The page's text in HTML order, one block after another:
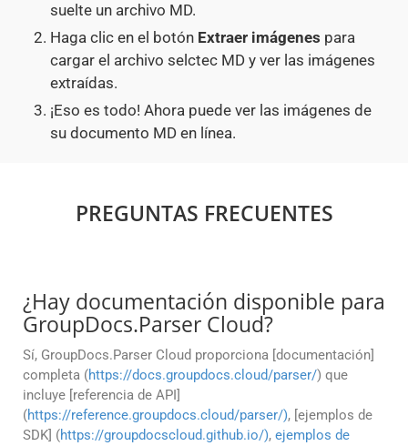
suelte un archivo MD.
Haga clic en el botón Extraer imágenes para
cargar el archivo selctec MD y ver las imágenes
extraídas.
¡Eso es todo! Ahora puede ver las imágenes de
su documento MD en línea.
PREGUNTAS FRECUENTES
¿Hay documentación disponible para
GroupDocs.Parser Cloud?
Sí, GroupDocs.Parser Cloud proporciona [documentación]
completa (https://docs.groupdocs.cloud/parser/) que
incluye [referencia de API]
(https://reference.groupdocs.cloud/parser/), [ejemplos de
SDK] (https://groupdocscloud.github.io/), ejemplos de